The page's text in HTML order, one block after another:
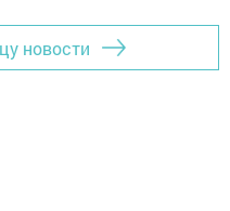
новости